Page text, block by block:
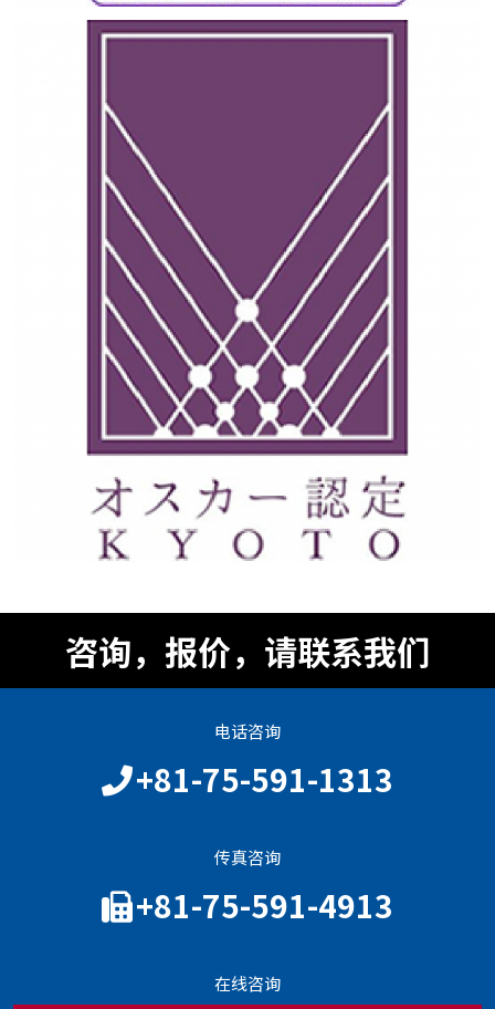
咨询，报价，请联系我们
电话咨询
+81-75-591-1313
传真咨询
+81-75-591-4913
在线咨询